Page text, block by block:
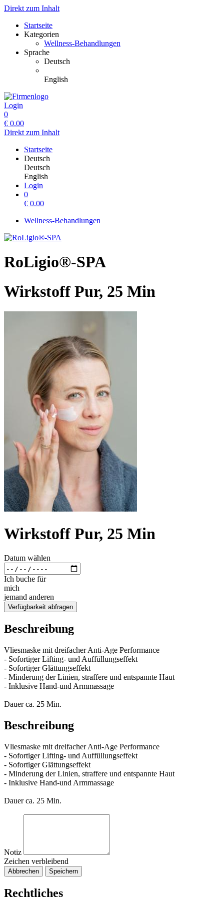
Direkt zum Inhalt
Startseite
Kategorien
Wellness-Behandlungen
Sprache
Deutsch
English
Login
0
€ 0.00
Direkt zum Inhalt
Startseite
Deutsch
Deutsch
English
Login
0
€ 0.00
Wellness-Behandlungen
RoLigio®-SPA
Wirkstoff Pur, 25 Min
Wirkstoff Pur, 25 Min
Datum wählen
Ich buche für
mich
jemand anderen
Verfügbarkeit abfragen
Beschreibung
Vliesmaske mit dreifacher Anti-Age Performance
- Sofortiger Lifting- und Auffüllungseffekt
- Sofortiger Glättungseffekt
- Minderung der Linien, straffere und entspannte Haut
- Inklusive Hand-und Armmassage
Dauer ca. 25 Min.
Beschreibung
Vliesmaske mit dreifacher Anti-Age Performance
- Sofortiger Lifting- und Auffüllungseffekt
- Sofortiger Glättungseffekt
- Minderung der Linien, straffere und entspannte Haut
- Inklusive Hand-und Armmassage
Dauer ca. 25 Min.
Notiz
Zeichen verbleibend
Abbrechen Speichern
Rechtliches